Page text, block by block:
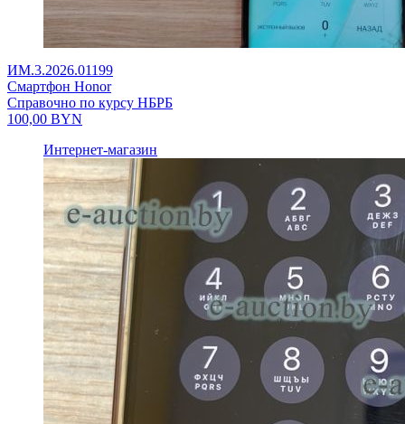
ИМ.3.2026.01199
Смартфон Honor
Справочно по курсу НБРБ
100,00 BYN
Интернет-магазин